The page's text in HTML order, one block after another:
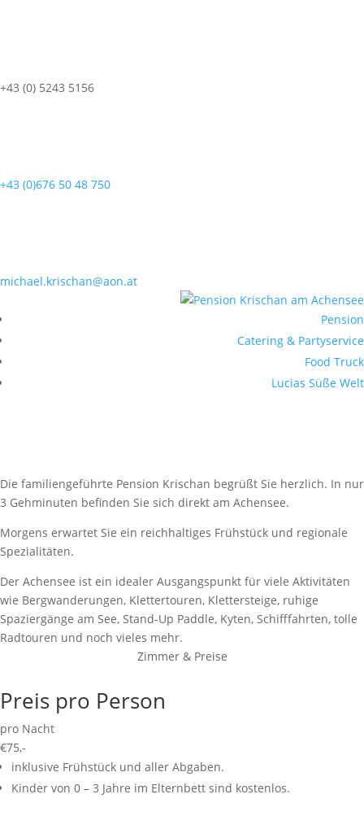
+43 (0) 5243 5156
+43 (0)676 50 48 750
michael.krischan@aon.at
Pension
Catering & Partyservice
Food Truck
Lucias Süße Welt
Die familiengeführte Pension Krischan begrüßt Sie herzlich. In nur
3 Gehminuten befinden Sie sich direkt am Achensee.
Morgens erwartet Sie ein reichhaltiges Frühstück und regionale
Spezialitäten.
Der Achensee ist ein idealer Ausgangspunkt für viele Aktivitäten
wie Bergwanderungen, Klettertouren, Klettersteige, ruhige
Spaziergänge am See, Stand-Up Paddle, Kyten, Schifffahrten, tolle
Radtouren und noch vieles mehr.
Zimmer & Preise
Preis pro Person
pro Nacht
€75,-
inklusive Frühstück und aller Abgaben.
Kinder von 0 – 3 Jahre im Elternbett sind kostenlos.